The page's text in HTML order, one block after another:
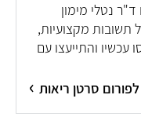
נטלי מימון
תשובות מקצועיות,
והתייעצו עם
לפורום סרטן ריאות